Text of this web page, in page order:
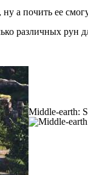
а почить ее
различных рун
Middle-earth: